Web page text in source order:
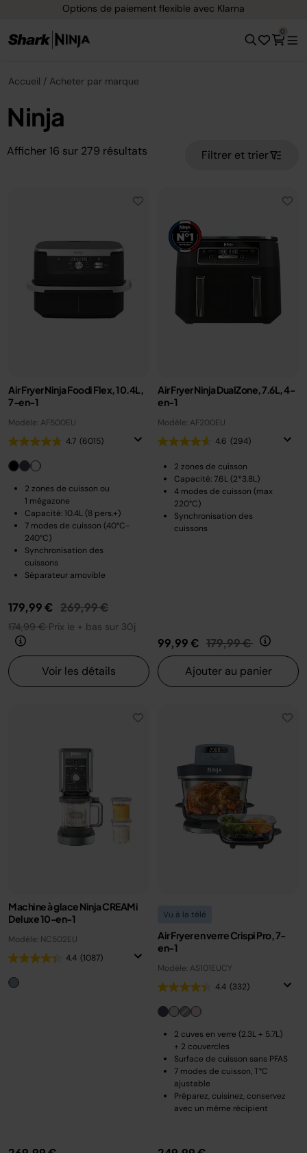
Options de paiement flexible avec Klarna
0
Accueil Acheter par marque
Ninja
Afficher 16 sur 279 résultats Filtrer et trier
Air Fryer Ninja Foodi Flex, 10.4L,
7-en-1
Modèle: AF500EU
4.7 (6015)
2 zones de cuisson ou
1 mégazone
Capacité: 10.4L (8 pers.+)
7 modes de cuisson (40°C-
240°C)
Synchronisation des
cuissons
Séparateur amovible
179,99 € Prix réduit de
269,99 €au
174,99 €Prix le + bas sur 30j
Voir les détails
Air Fryer Ninja DualZone, 7.6L, 4-
en-1
Modèle: AF200EU
4.6 (294)
2 zones de cuisson
Capacité: 7.6L (2*3.8L)
4 modes de cuisson (max
220°C)
Synchronisation des
cuissons
99,99 € Prix réduit de
179,99 € au
Ajouter au panier
Machine à glace Ninja CREAMi
Deluxe 10-en-1
Modèle: NC502EU
4.4 (1087)
Vu à la télé
Air Fryer en verre Crispi Pro, 7-
en-1
Modèle: AS101EUCY
4.4 (332)
2 cuves en verre (2.3L + 5.7L)
+ 2 couvercles
Surface de cuisson sans PFAS
7 modes de cuisson, T°C
ajustable
Préparez, cuisinez, conservez
avec un même récipient